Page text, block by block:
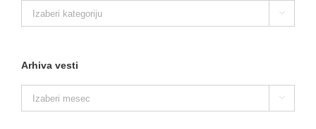
vesti

Arhiva vesti
vesti
